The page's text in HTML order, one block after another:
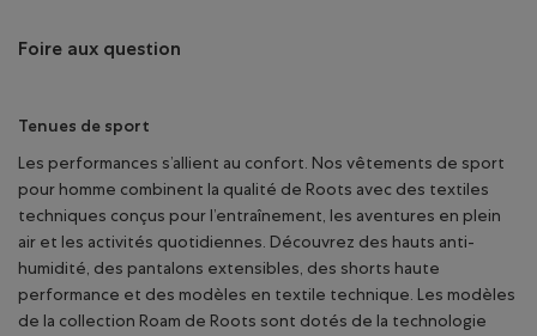
Foire aux question
Tenues de sport
Les performances s’allient au confort. Nos vêtements de sport
pour homme combinent la qualité de Roots avec des textiles
techniques conçus pour l’entraînement, les aventures en plein
air et les activités quotidiennes. Découvrez des hauts anti-
humidité, des pantalons extensibles, des shorts haute
performance et des modèles en textile technique. Les modèles
de la collection Roam de Roots sont dotés de la technologie